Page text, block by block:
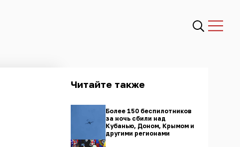
Читайте также
Более 150 беспилотников
за ночь сбили над
Кубанью, Доном, Крымом и
другими регионами